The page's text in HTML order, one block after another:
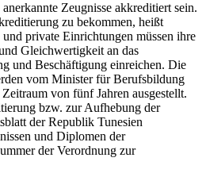
Zeugnisse akkreditiert sein.
zu bekommen, heißt
private Einrichtungen müssen ihre
Gleichwertigkeit an das
und Beschäftigung einreichen. Die
vom Minister für Berufsbildung
von fünf Jahren ausgestellt.
bzw. zur Aufhebung der
der Republik Tunesien
und Diplomen der
der Verordnung zur